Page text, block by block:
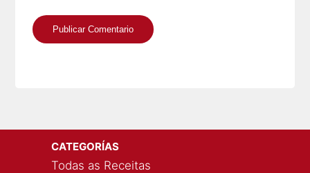
CATEGORÍAS
Todas as Receitas